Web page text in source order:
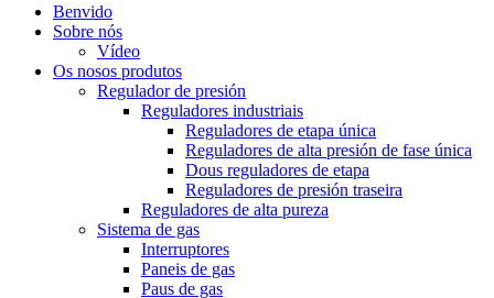
Benvido
Sobre nós
Vídeo
Os nosos produtos
Regulador de presión
Reguladores industriais
Reguladores de etapa única
Reguladores de alta presión de fase única
Dous reguladores de etapa
Reguladores de presión traseira
Reguladores de alta pureza
Sistema de gas
Interruptores
Paneis de gas
Paus de gas